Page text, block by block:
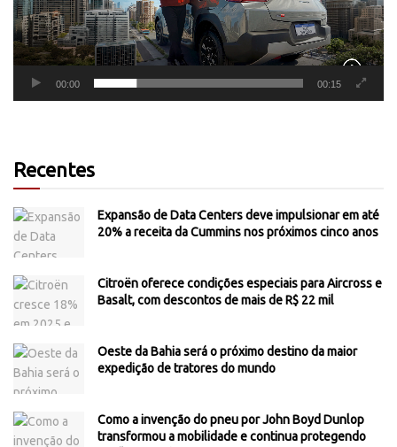
00:00 00:15
Recentes
Expansão de Data Centers deve impulsionar em até
20% a receita da Cummins nos próximos cinco anos
Citroën oferece condições especiais para Aircross e
Basalt, com descontos de mais de R$ 22 mil
Oeste da Bahia será o próximo destino da maior
expedição de tratores do mundo
Como a invenção do pneu por John Boyd Dunlop
transformou a mobilidade e continua protegendo